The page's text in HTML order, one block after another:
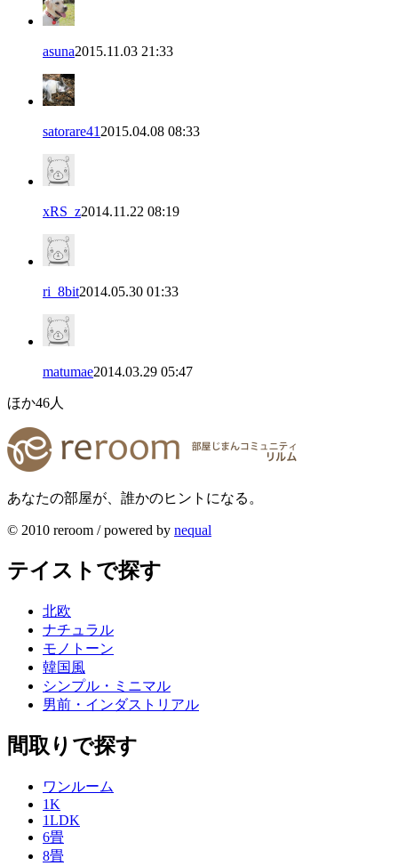
asuna2015.11.03 21:33
satorare41 2015.04.08 08:33
xRS_z2014.11.22 08:19
ri_8bit2014.05.30 01:33
matumae2014.03.29 05:47
ほか46人
あなたの部屋が、誰かのヒントになる。
© 2010 reroom / powered by nequal
テイストで探す
北欧
ナチュラル
モノトーン
韓国風
シンプル・ミニマル
男前・インダストリアル
間取りで探す
ワンルーム
1K
1LDK
6畳
8畳